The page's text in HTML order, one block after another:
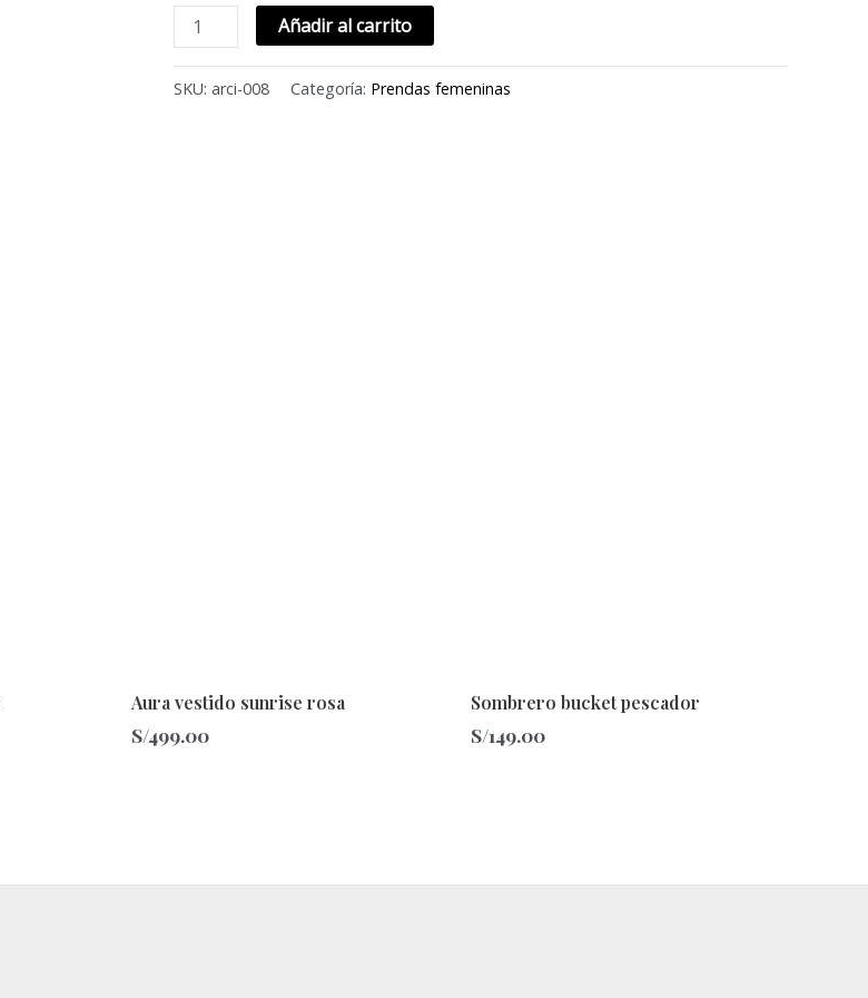
Añadir al carrito
SKU: arci-008 Categoría: Prendas femeninas
Aura vestido sunrise rosa
S/499.00
Sombrero bucket pescador
S/149.00